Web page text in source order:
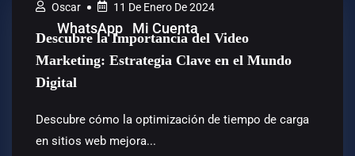
WhatsApp Mi Cuenta
Oscar 11 De Enero De 2024
Descubre la Importancia del Video
Marketing: Estrategia Clave en el Mundo
Digital
Descubre cómo la optimización de tiempo de carga
en sitios web mejora...